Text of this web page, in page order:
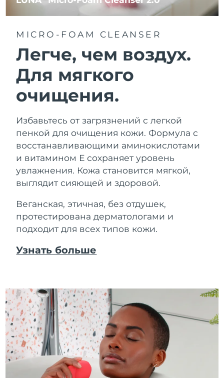
MICRO-FOAM CLEANSER
Легче, чем воздух.
Для мягкого
очищения.
Избавьтесь от загрязнений с легкой
пенкой для очищения кожи. Формула с
восстанавливающими аминокислотами
и витамином Е сохраняет уровень
увлажнения. Кожа становится мягкой,
выглядит сияющей и здоровой.
Веганская, этичная, без отдушек,
протестирована дерматологами и
подходит для всех типов кожи.
Узнать больше